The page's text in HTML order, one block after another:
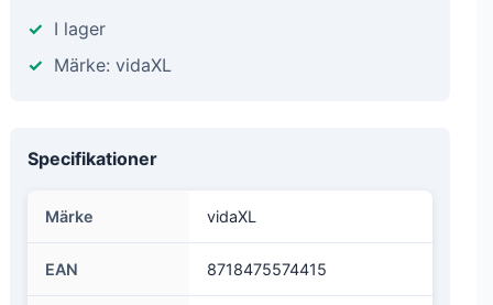
I lager
Märke: vidaXL
Specifikationer
Märke vidaXL
EAN 8718475574415